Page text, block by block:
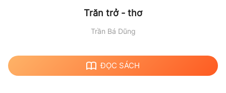
Trăn trở - thơ
Trần Bá Dũng
ĐỌC SÁCH